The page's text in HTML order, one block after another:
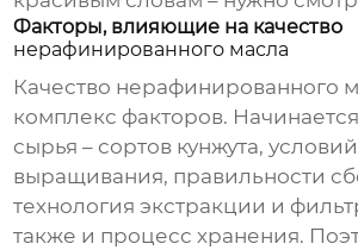
Факторы, влияющие на качество
нерафинированного масла
Качество нерафинированного
комплекс факторов.
сырья – сортов кунжута,
выращивания, правильности
технология экстракции и
также и процесс хранения.